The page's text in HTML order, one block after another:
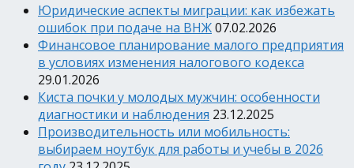
Юридические аспекты миграции: как избежать
ошибок при подаче на ВНЖ07.02.2026
Финансовое планирование малого предприятия
в условиях изменения налогового кодекса
29.01.2026
Киста почки у молодых мужчин: особенности
диагностики и наблюдения 23.12.2025
Производительность или мобильность:
выбираем ноутбук для работы и учебы в 2026